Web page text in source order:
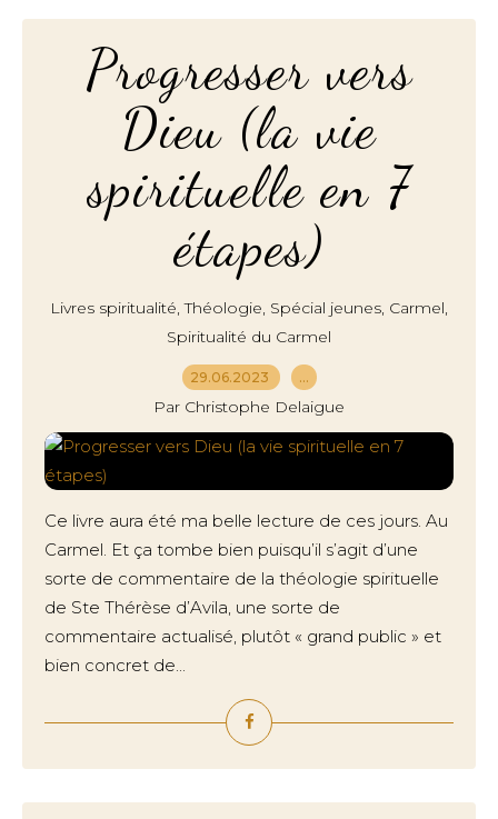
Progresser vers
Dieu (la vie
spirituelle en 7
étapes)
Livres spiritualité,Théologie, Spécial jeunes, Carmel,
Spiritualité du Carmel
29.06.2023 …
Par Christophe Delaigue
Ce livre aura été ma belle lecture de ces jours. Au
Carmel. Et ça tombe bien puisqu’il s’agit d’une
sorte de commentaire de la théologie spirituelle
de Ste Thérèse d’Avila, une sorte de
commentaire actualisé, plutôt « grand public » et
bien concret de...